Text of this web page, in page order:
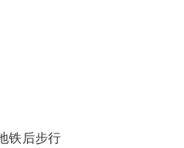
铁后步行